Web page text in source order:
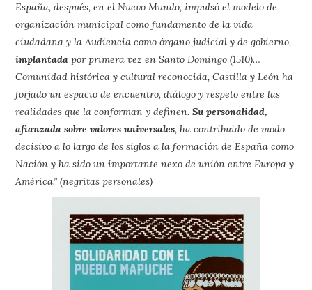
España, después, en el Nuevo Mundo, impulsó el modelo de
organización municipal como fundamento de la vida
ciudadana y la Audiencia como órgano judicial y de gobierno,
implantada por primera vez en Santo Domingo (1510)…
Comunidad histórica y cultural reconocida, Castilla y León ha
forjado un espacio de encuentro, diálogo y respeto entre las
realidades que la conforman y definen.Su personalidad,
afianzada sobre valores universales, ha contribuido de modo
decisivo a lo largo de los siglos a la formación de España como
Nación y ha sido un importante nexo de unión entre Europa y
América.” (negritas personales)